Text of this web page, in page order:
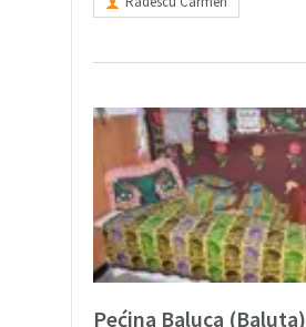
Pećina Baluca (Baluta)